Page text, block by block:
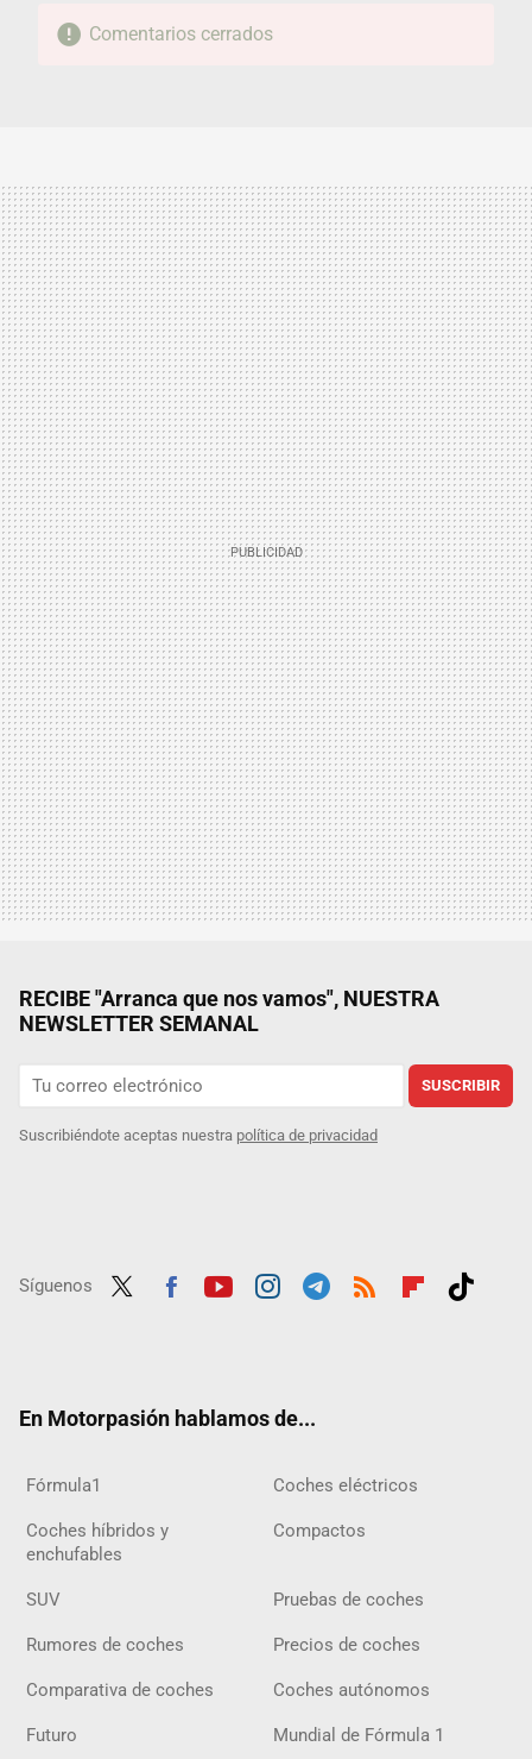
Comentarios cerrados
RECIBE "Arranca que nos vamos", NUESTRA
NEWSLETTER SEMANAL
SUSCRIBIR
Suscribiéndote aceptas nuestra política de privacidad
Síguenos
En Motorpasión hablamos de...
Fórmula1 Coches eléctricos
Coches híbridos y
enchufables
Compactos
SUV Pruebas de coches
Rumores de coches Precios de coches
Comparativa de coches Coches autónomos
Futuro Mundial de Fórmula 1